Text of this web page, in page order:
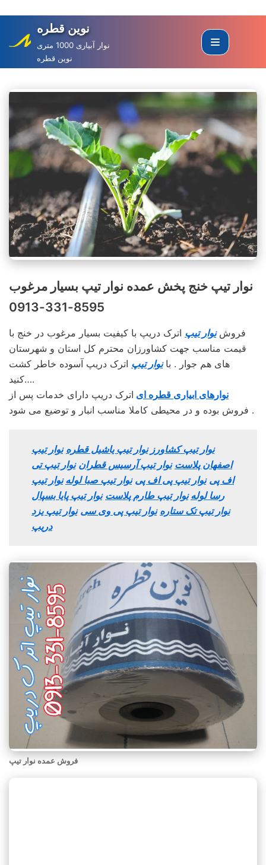
to
content
نوین قطره
نوار آبیاری 1000 متری
نوین قطره
نوار تیپ خنج پخش عمده نوار تیپ بسیار مرغوب
8595-331-0913
فروشنوار تیپ اترک دریپ با کیفیت بسیار مرغوب در خنج با
قیمت مناسب جهت کشاورزان محترم کل استان و شهرستان
های هم جوار . بانوار تیپ اترک دریپ آسوده خاطر کشت
کنید….
نوارهای ابیاری قطره ای اترک دریپ دارای خدمات پس از
فروش بوده و در محیطی کاملا مناسب انبار و توضیع می شود .
نوار تیپ کشاورز نوار تیپ یاشیل قطره نوار تیپ
اصفهان پلاست نوار تیپ آرسیس قطران نوار تیپ تی
اف پی نوار تیپ پی اف پی نوار تیپ صبا لوله نوار تیپ
رسا لوله نوار تیپ طارم پلاست نوار تیپ پایا بسپال
نوار تیپ تک ستاره نوار تیپ پی وی سی نوار تیپ یزد
دریپ
فروش عمده نوار تیپ